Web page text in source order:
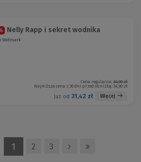
Nelly Rapp i sekret wodnika
Widmark
Cena regularna: 34,90 zł
Najniższa cena z 30 dni przed obniżką: 34,90 zł
Już od: 31,42 zł Więcej
1 2 3